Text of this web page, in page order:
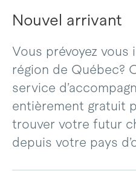
Nouvel arrivant
Vous prévoyez vous
région de Québec?
service
entièrement gratuit
trouver votre futur
depuis votre pays